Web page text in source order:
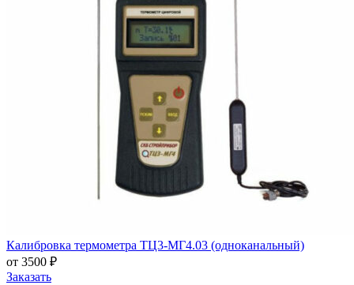
Калибровка термометра ТЦ3-МГ4.03 (одноканальный)
от 3500 ₽
Заказать